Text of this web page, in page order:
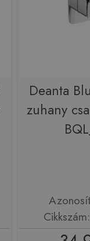
Deanta
zuhany